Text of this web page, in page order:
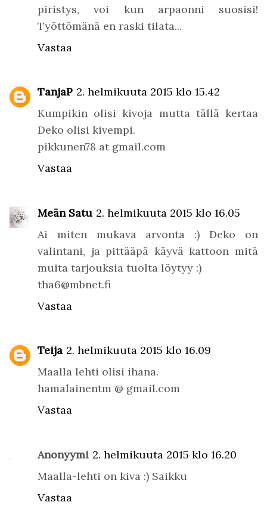
piristys, voi kun arpaonni suosisi!
Työttömänä en raski tilata...
Vastaa
TanjaP 2. helmikuuta 2015 klo 15.42
Kumpikin olisi kivoja mutta tällä kertaa
Deko olisi kivempi.
pikkunen78 at gmail.com
Vastaa
Meän Satu 2. helmikuuta 2015 klo 16.05
Ai miten mukava arvonta :) Deko on
valintani, ja pittääpä käyvä kattoon mitä
muita tarjouksia tuolta löytyy :)
tha6@mbnet.fi
Vastaa
Teija 2. helmikuuta 2015 klo 16.09
Maalla lehti olisi ihana.
hamalainentm @ gmail.com
Vastaa
Anonyymi 2. helmikuuta 2015 klo 16.20
Maalla-lehti on kiva :) Saikku
Vastaa